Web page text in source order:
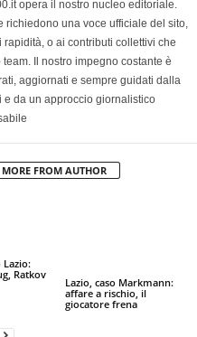
opera il nostro nucleo editoriale.
richiedono una voce ufficiale del sito,
o ai contributi collettivi che
Il nostro impegno costante è
aggiornati e sempre guidati dalla
da un approccio giornalistico
MORE FROM AUTHOR
Lazio:
Ratkov
Lazio, caso Markmann:
affare a rischio, il
giocatore frena